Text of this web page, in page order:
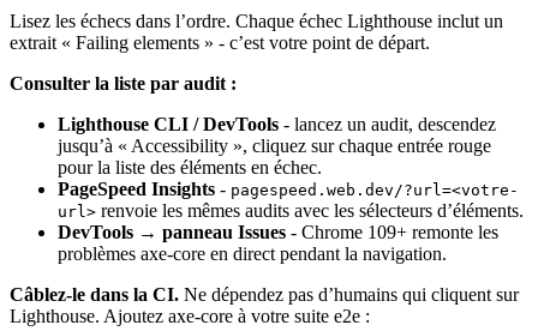
Lisez les échecs dans l’ordre. Chaque échec Lighthouse inclut un
extrait « Failing elements » - c’est votre point de départ.
Consulter la liste par audit :
Lighthouse CLI / DevTools - lancez un audit, descendez
jusqu’à « Accessibility », cliquez sur chaque entrée rouge
pour la liste des éléments en échec.
PageSpeed Insights - pagespeed.web.dev/?url=<votre-
url> renvoie les mêmes audits avec les sélecteurs d’éléments.
DevTools → panneau Issues - Chrome 109+ remonte les
problèmes axe-core en direct pendant la navigation.
Câblez-le dans la CI. Ne dépendez pas d’humains qui cliquent sur
Lighthouse. Ajoutez axe-core à votre suite e2e :